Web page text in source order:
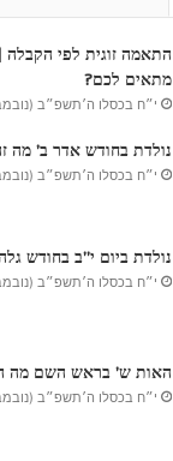
התאמה זוגית לפי
מתאים לכם?
י״ח בכסלו ה׳תשפ״ב (נובמבר 22,
נולדת בחודש אדר ב’ מה
י״ח בכסלו ה׳תשפ״ב (נובמבר 22,
נולדת ביום י”ב בחודש
י״ח בכסלו ה׳תשפ״ב (נובמבר 22,
האות ש’ בראש השם מה
י״ח בכסלו ה׳תשפ״ב (נובמבר 22,